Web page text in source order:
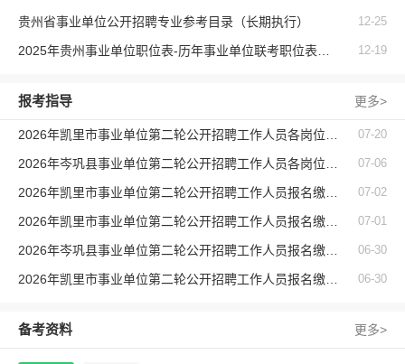
贵州省事业单位公开招聘专业参考目录（长期执行） 12-25
12-19
报考指导 更多>
07-20
07-06
07-02
07-01
06-30
06-30
备考资料 更多>